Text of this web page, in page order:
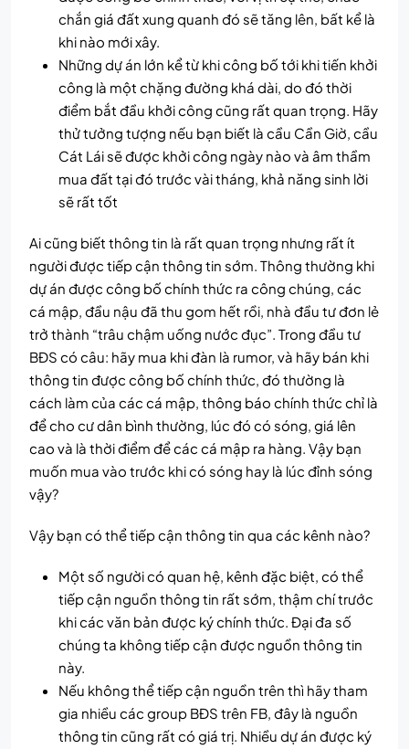
chắn giá đất xung quanh đó sẽ tăng lên, bất kể là
khi nào mới xây.
Những dự án lớn kể từ khi công bố tới khi tiến khởi
công là một chặng đường khá dài, do đó thời
điểm bắt đầu khởi công cũng rất quan trọng. Hãy
thử tưởng tượng nếu bạn biết là cầu Cần Giờ, cầu
Cát Lái sẽ được khởi công ngày nào và âm thầm
mua đất tại đó trước vài tháng, khả năng sinh lời
sẽ rất tốt
Ai cũng biết thông tin là rất quan trọng nhưng rất ít
người được tiếp cận thông tin sớm. Thông thường khi
dự án được công bố chính thức ra công chúng, các
cá mập, đầu nậu đã thu gom hết rồi, nhà đầu tư đơn lẻ
trở thành “trâu chậm uống nước đục”. Trong đầu tư
BĐS có câu: hãy mua khi đàn là rumor, và hãy bán khi
thông tin được công bố chính thức, đó thường là
cách làm của các cá mập, thông báo chính thức chỉ là
để cho cư dân bình thường, lúc đó có sóng, giá lên
cao và là thời điểm để các cá mập ra hàng. Vậy bạn
muốn mua vào trước khi có sóng hay là lúc đỉnh sóng
vậy?
Vậy bạn có thể tiếp cận thông tin qua các kênh nào?
Một số người có quan hệ, kênh đặc biệt, có thể
tiếp cận nguồn thông tin rất sớm, thậm chí trước
khi các văn bản được ký chính thức. Đại đa số
chúng ta không tiếp cận được nguồn thông tin
này.
Nếu không thể tiếp cận nguồn trên thì hãy tham
gia nhiều các group BĐS trên FB, đây là nguồn
thông tin cũng rất có giá trị. Nhiều dự án được ký